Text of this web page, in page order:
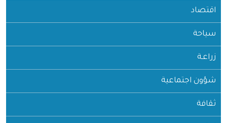
اقتصاد
سياحة
زراعـة
شؤون اجتماعية
ثقافة